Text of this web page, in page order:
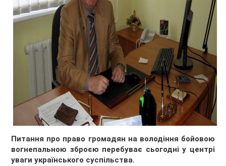
Питання про право громадян на володіння бойовою
вогнепальною зброєю перебуває сьогодні у центрі
уваги українського суспільства.